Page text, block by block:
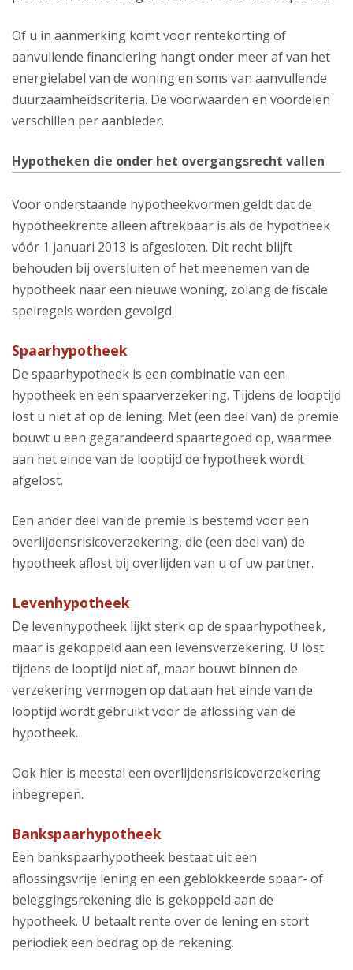
Of u in aanmerking komt voor rentekorting of
aanvullende financiering hangt onder meer af van het
energielabel van de woning en soms van aanvullende
duurzaamheidscriteria. De voorwaarden en voordelen
verschillen per aanbieder.
Hypotheken die onder het overgangsrecht vallen
Voor onderstaande hypotheekvormen geldt dat de
hypotheekrente alleen aftrekbaar is als de hypotheek
vóór 1 januari 2013 is afgesloten. Dit recht blijft
behouden bij oversluiten of het meenemen van de
hypotheek naar een nieuwe woning, zolang de fiscale
spelregels worden gevolgd.
Spaarhypotheek
De spaarhypotheek is een combinatie van een
hypotheek en een spaarverzekering. Tijdens de looptijd
lost u niet af op de lening. Met (een deel van) de premie
bouwt u een gegarandeerd spaartegoed op, waarmee
aan het einde van de looptijd de hypotheek wordt
afgelost.
Een ander deel van de premie is bestemd voor een
overlijdensrisicoverzekering, die (een deel van) de
hypotheek aflost bij overlijden van u of uw partner.
Levenhypotheek
De levenhypotheek lijkt sterk op de spaarhypotheek,
maar is gekoppeld aan een levensverzekering. U lost
tijdens de looptijd niet af, maar bouwt binnen de
verzekering vermogen op dat aan het einde van de
looptijd wordt gebruikt voor de aflossing van de
hypotheek.
Ook hier is meestal een overlijdensrisicoverzekering
inbegrepen.
Bankspaarhypotheek
Een bankspaarhypotheek bestaat uit een
aflossingsvrije lening en een geblokkeerde spaar- of
beleggingsrekening die is gekoppeld aan de
hypotheek. U betaalt rente over de lening en stort
periodiek een bedrag op de rekening.